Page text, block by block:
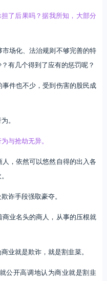
了后果吗？据我所知，大部分
场化、法治规则不够完善的特
有几个得到了应有的惩罚呢？
件也不少，受到伤害的股民成
。
与抢劫无异。
，依然可以悠然自得的出入各
诈手段强取豪夺。
业名头的商人，从事的压根就
业就是欺诈，就是割韭菜。
公开高调地认为商业就是割韭